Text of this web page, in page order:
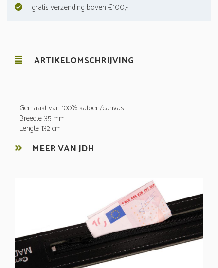
gratis verzending boven €100,-
ARTIKELOMSCHRIJVING
Gemaakt van 100% katoen/canvas
Breedte: 35 mm
Lengte: 132 cm
MEER VAN JDH